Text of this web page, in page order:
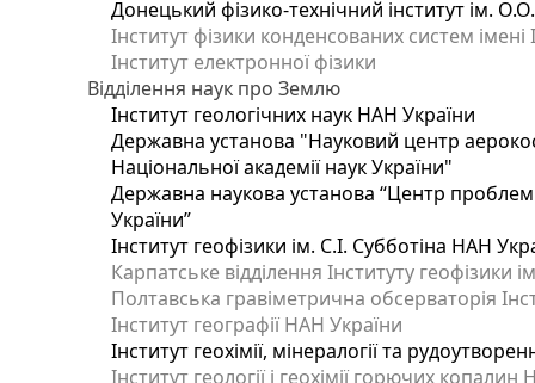
Донецький фізико-технічний інститут ім.
Інститут фізики конденсованих систем
Інститут електронної фізики
Відділення наук про Землю
Інститут геологічних наук НАН України
Державна установа "Науковий центр
Національної академії наук України"
Державна наукова установа “Центр проблем
України”
Інститут геофізики ім. С.І. Субботіна НАН
Карпатське відділення Інституту геофізики
Полтавська гравіметрична обсерваторія
Інститут географії НАН України
Інститут геохімії, мінералогії та
Інститут геології і геохімії горючих